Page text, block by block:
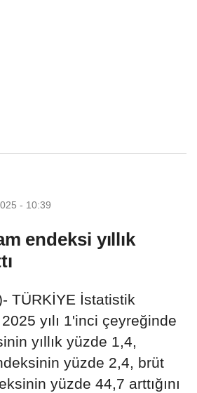
- 10:39
endeksi yıllık
TÜRKİYE İstatistik
yılı 1'inci çeyreğinde
yıllık yüzde 1,4,
yüzde 2,4, brüt
yüzde 44,7 arttığını